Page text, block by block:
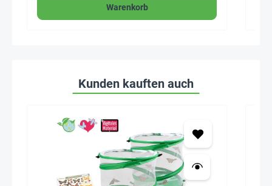
Warenkorb
Kunden kauften auch